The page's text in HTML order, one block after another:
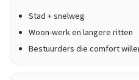
Stad + snelweg
Woon-werk en langere ritten
Bestuurders die comfort